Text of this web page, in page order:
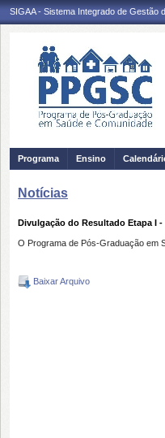
SIGAA - Sistema Integrado de Gestão
Programa Ensino
Notícias
Divulgação do Resultado Etapa I -
O Programa de Pós-Graduação em
Baixar Arquivo